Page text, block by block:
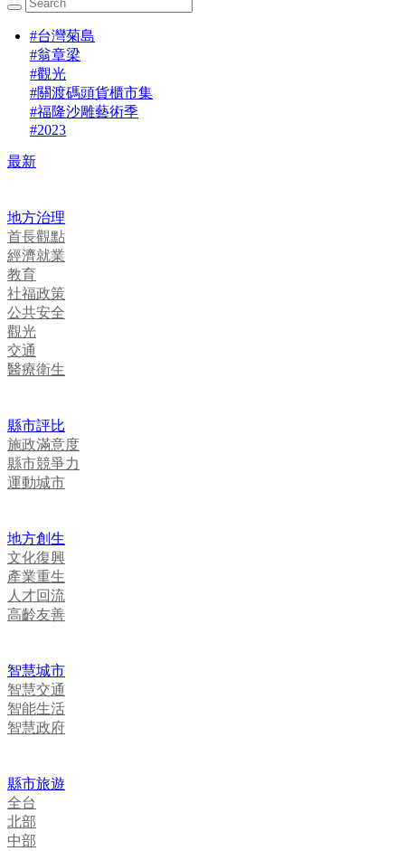
#台灣菊島
#翁章梁
#觀光
#關渡碼頭貨櫃市集
#福隆沙雕藝術季
#2023
最新
地方治理
首長觀點
經濟就業
教育
社福政策
公共安全
觀光
交通
醫療衛生
縣市評比
施政滿意度
縣市競爭力
運動城市
地方創生
文化復興
產業重生
人才回流
高齡友善
智慧城市
智慧交通
智能生活
智慧政府
縣市旅遊
全台
北部
中部